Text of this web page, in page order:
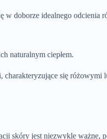
w doborze idealnego odcienia
naturalnym ciepłem.
charakteryzujące się
skóry jest niezwykle ważne,